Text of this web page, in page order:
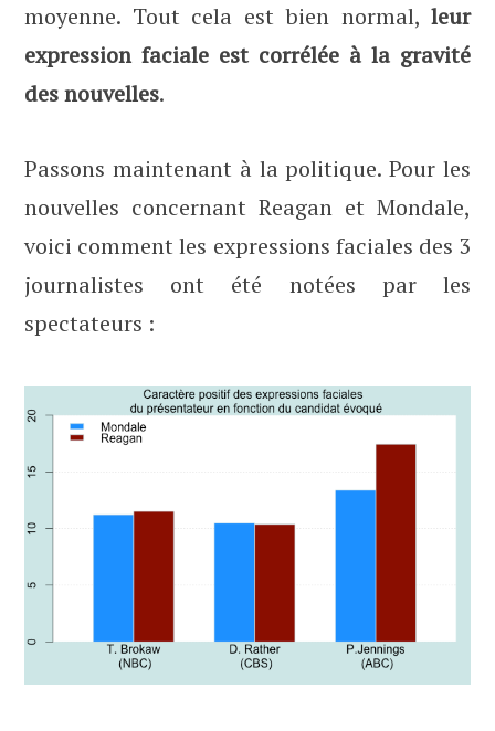
moyenne. Tout cela est bien normal, leur
expression faciale est corrélée à la gravité
des nouvelles.
Passons maintenant à la politique. Pour les
nouvelles concernant Reagan et Mondale,
voici comment les expressions faciales des 3
journalistes ont été notées par les
spectateurs :